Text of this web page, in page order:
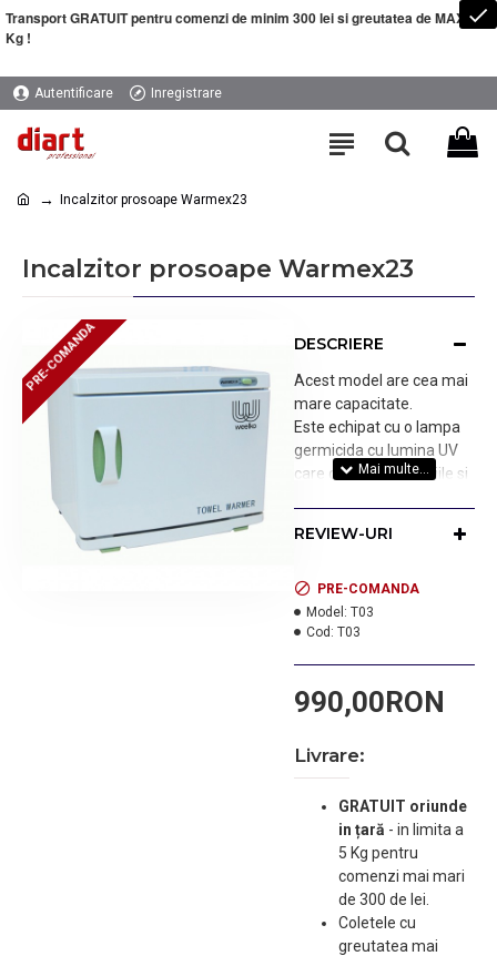
Transport GRATUIT pentru comenzi de minim 300 lei si greutatea de MAXIM 5
Kg !
Autentificare Inregistrare
Incalzitor prosoape Warmex23
Incalzitor prosoape Warmex23
PRE-COMANDA
PRE-COMANDA DESCRIERE
Acest model are cea mai
mare capacitate.
Este echipat cu o lampa
germicida cu lumina UV
care distruge bacteriile si
sterile.
Temperatura maxima 70
grade celsius.
REVIEW-URI
990,00RON
PRE-COMANDA
Model: T03
Cod: T03
Livrare:
GRATUIT oriunde
in țară - in limita a
5 Kg pentru
comenzi mai mari
de 300 de lei.
Coletele cu
greutatea mai